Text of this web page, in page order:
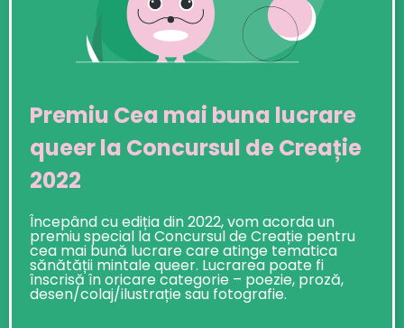
Premiu Cea mai buna lucrare
queer la Concursul de Creație
2022
Începând cu ediția din 2022, vom acorda un
premiu special la Concursul de Creație pentru
cea mai bună lucrare care atinge tematica
sănătății mintale queer. Lucrarea poate fi
înscrisă în oricare categorie – poezie, proză,
desen/colaj/ilustrație sau fotografie.